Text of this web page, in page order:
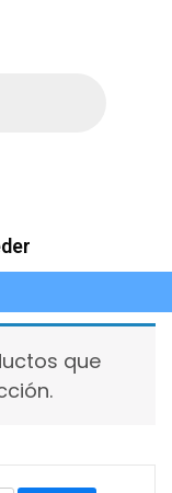
que